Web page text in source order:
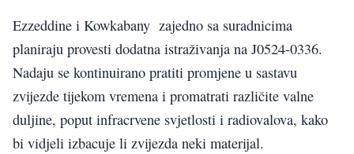
Ezzeddine i Kowkabany zajedno sa suradnicima
planiraju provesti dodatna istraživanja na J0524-0336.
Nadaju se kontinuirano pratiti promjene u sastavu
zvijezde tijekom vremena i promatrati različite valne
duljine, poput infracrvene svjetlosti i radiovalova, kako
bi vidjeli izbacuje li zvijezda neki materijal.